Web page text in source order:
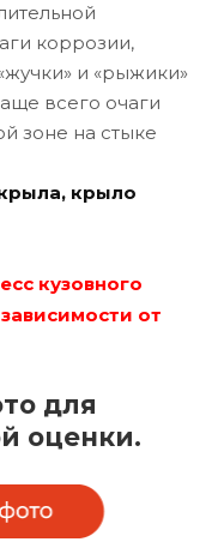
коррозии,
и «рыжики»
всего очаги
зоне на стыке
крыло
кузовного
от
для
оценки.